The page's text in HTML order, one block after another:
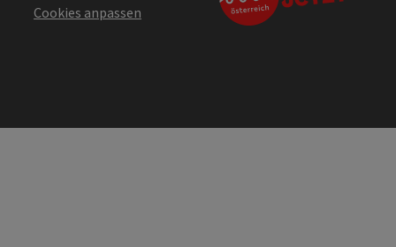
Cookies anpassen